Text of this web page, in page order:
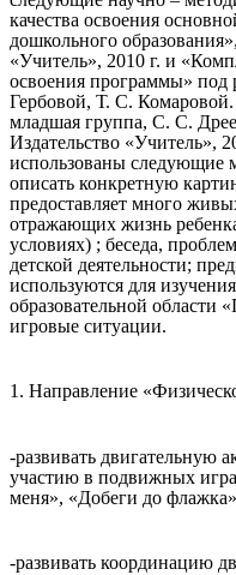
качества освоения
дошкольного
«Учитель», 2010 г. и
освоения программы»
Гербовой, Т. С.
младшая группа, С. С.
Издательство «Учитель»,
использованы следующие
описать конкретную
предоставляет много
отражающих жизнь
условиях) ; беседа,
детской деятельности;
используются для
образовательной области
игровые ситуации.
1. Направление
-развивать двигательную
участию в подвижных
меня», «Добеги до
-развивать координацию